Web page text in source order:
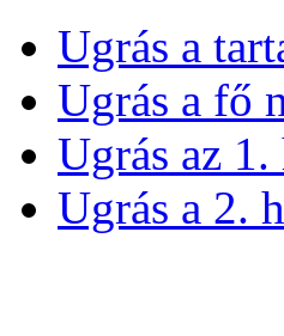
Ugrás a
Ugrás a fő
Ugrás az 1.
Ugrás a 2.